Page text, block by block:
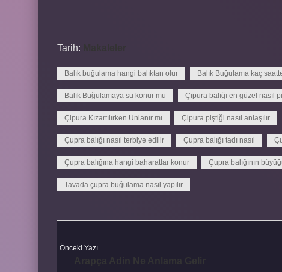
Tarih:
Balık buğulama hangi balıktan olur Balık Buğulama kaç
Balık Buğulamaya su konur mu Çipura balığı en güzel nasıl
Çipura Kızartılırken Unlanır mı Çipura piştiği nasıl anlaşılır
Çupra balığı nasıl terbiye edilir Çupra balığı tadı nasıl
Çupra balığına hangi baharatlar konur Çupra balığının
Tavada çupra buğulama nasıl yapılır
Önceki Yazı